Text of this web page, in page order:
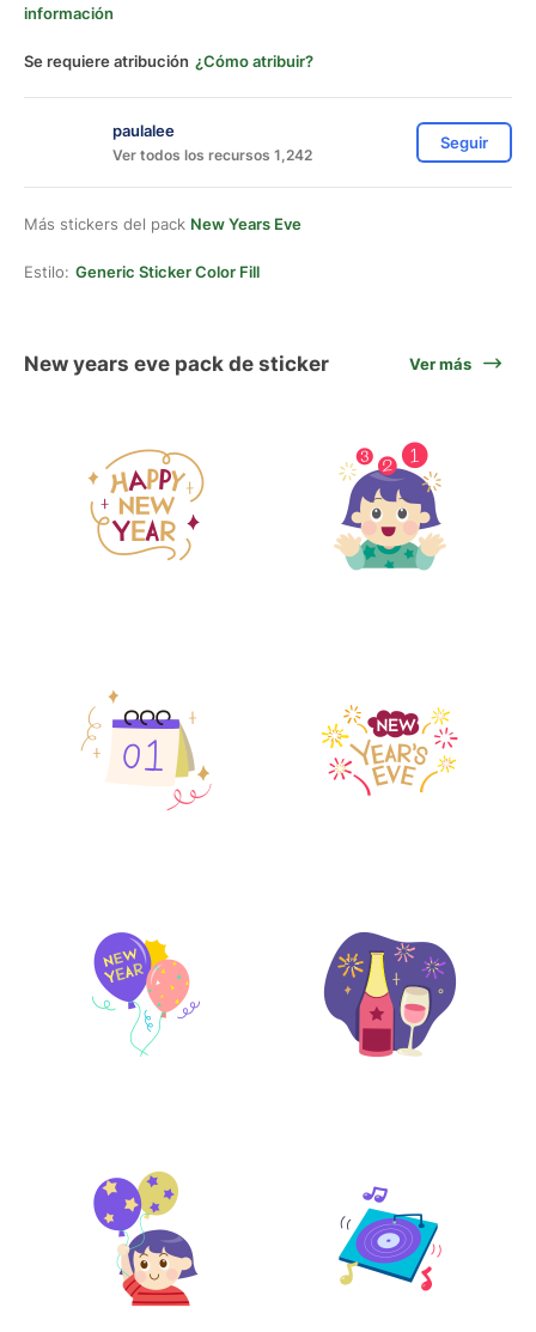
información
Se requiere atribución ¿Cómo atribuir?
paulalee
Ver todos los recursos 1,242
Seguir
Más stickers del pack New Years Eve
Estilo: Generic Sticker Color Fill
New years eve pack de sticker Ver más